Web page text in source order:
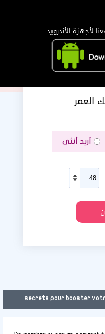
العمر
أريد أنثى
لأجهزة الأندرويد